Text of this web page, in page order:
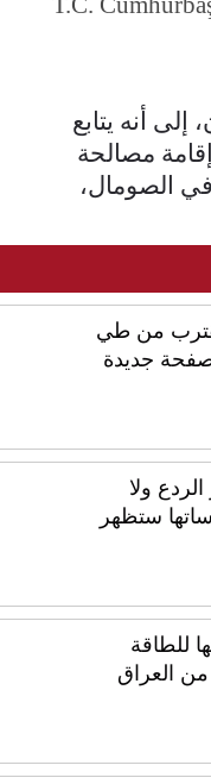
أنه يتابع
مصالحة
الصومال،
من طي
جديدة
ولا
ستظهر
للطاقة
من العراق